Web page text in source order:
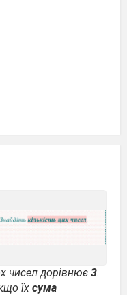
чисел дорівнює 3.
їх сума